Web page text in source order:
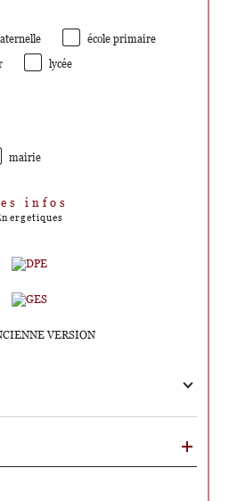
école primaire
lycée
mairie
Les infos
VERSION